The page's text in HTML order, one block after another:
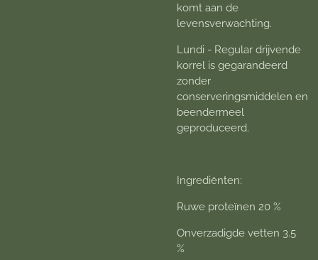
komt aan de
levensverwachting.
Lundi - Regular drijvende
korrel is gegarandeerd
zonder
conserveringsmiddelen en
beendermeel
geproduceerd.
Ingrediënten:
Ruwe proteïnen 20 %
Onverzadigde vetten 3.5
%